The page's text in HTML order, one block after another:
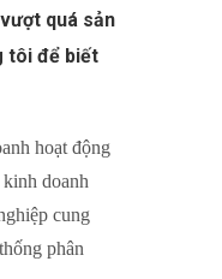
quá sản
tôi để biết
hoạt động
doanh
cung
phân